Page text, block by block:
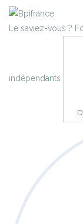
Le saviez-vous ?
indépendants